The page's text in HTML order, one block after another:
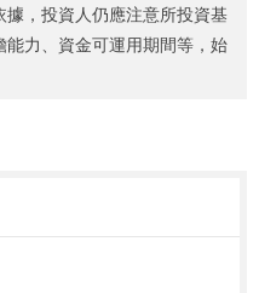
，投資人仍應注意所投資基
力、資金可運用期間等，始